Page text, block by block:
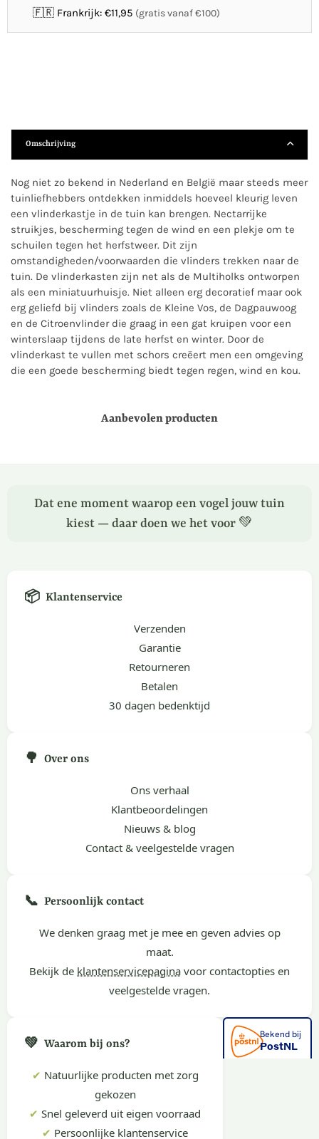
🇫🇷 Frankrijk: €11,95 (gratis vanaf €100)
Omschrijving
Nog niet zo bekend in Nederland en België maar steeds meer
tuinliefhebbers ontdekken inmiddels hoeveel kleurig leven
een vlinderkastje in de tuin kan brengen. Nectarrijke
struikjes, bescherming tegen de wind en een plekje om te
schuilen tegen het herfstweer. Dit zijn
omstandigheden/voorwaarden die vlinders trekken naar de
tuin. De vlinderkasten zijn net als de Multiholks ontworpen
als een miniatuurhuisje. Niet alleen erg decoratief maar ook
erg geliefd bij vlinders zoals de Kleine Vos, de Dagpauwoog
en de Citroenvlinder die graag in een gat kruipen voor een
winterslaap tijdens de late herfst en winter. Door de
vlinderkast te vullen met schors creëert men een omgeving
die een goede bescherming biedt tegen regen, wind en kou.
Aanbevolen producten
Dat ene moment waarop een vogel jouw tuin
kiest — daar doen we het voor 💚
📦 Klantenservice
Verzenden
Garantie
Retourneren
Betalen
30 dagen bedenktijd
🌳 Over ons
Ons verhaal
Klantbeoordelingen
Nieuws & blog
Contact & veelgestelde vragen
📞 Persoonlijk contact
We denken graag met je mee en geven advies op
maat.
Bekijk de klantenservicepagina voor contactopties en
veelgestelde vragen.
💚 Waarom bij ons?
✔ Natuurlijke producten met zorg
gekozen
✔ Snel geleverd uit eigen voorraad
✔ Persoonlijke klantenservice